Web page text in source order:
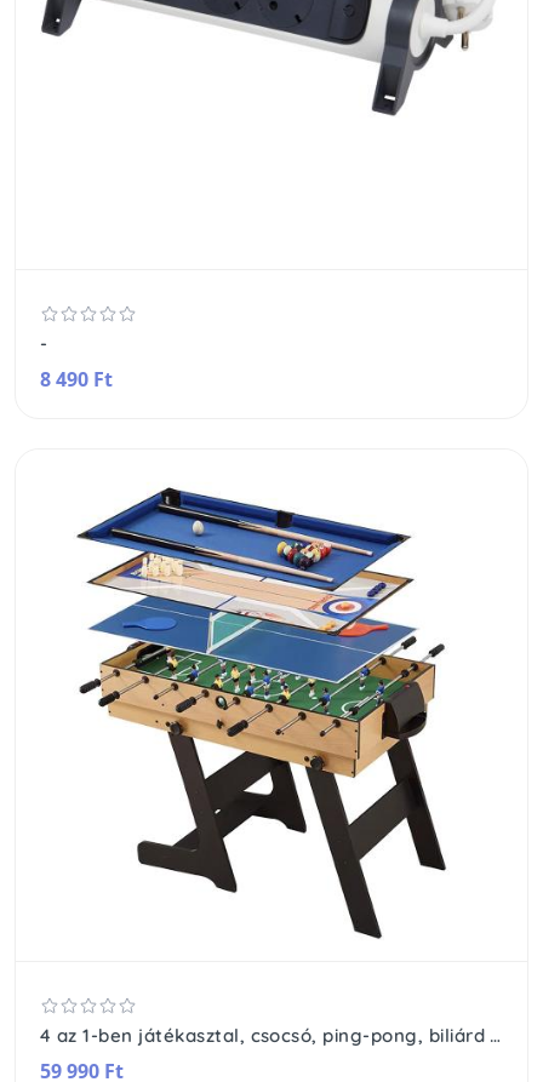
-
8 490 Ft
4 az 1-ben játékasztal, csocsó, ping-pong, biliárd és curling bowling játékhoz
59 990 Ft